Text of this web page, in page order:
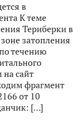
в
К теме
Териберки в
затопления
течению
сайт
фрагмент
от 10
[…]